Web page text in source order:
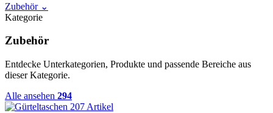
Zubehör ⌄
Kategorie
Zubehör
Entdecke Unterkategorien, Produkte und passende Bereiche aus
dieser Kategorie.
Alle ansehen 294
207 Artikel